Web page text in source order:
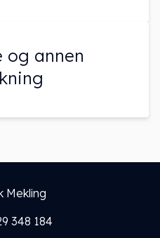
og annen
Mekling
348 184